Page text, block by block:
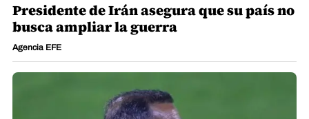
Presidente de Irán asegura que su país no
busca ampliar la guerra
Agencia EFE